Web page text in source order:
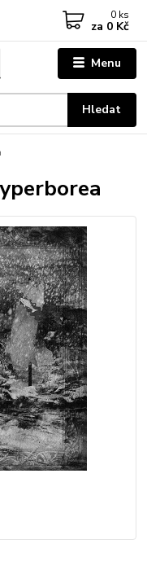
Menu
Hledat
0 ks
za 0 Kč